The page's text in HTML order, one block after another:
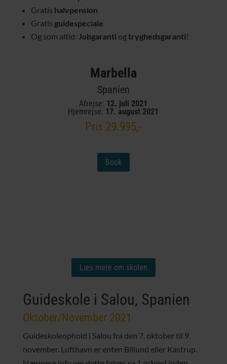
Gratis halvpension
Gratis guidespeciale
Og som altid: Jobgaranti ogtryghedsgaranti!
Marbella
Spanien
Afrejse: 12. juli 2021
Hjemrejse: 17. august 2021
Pris 29.995,-
Book
Læs mere om skolen
Guideskole i Salou, Spanien
Oktober/November 2021
Guideskoleophold i Salou fra den 7. oktober til 9.
november. Lufthavn er enten Billund eller Kastrup.